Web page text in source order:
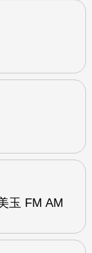
玉 FM AM